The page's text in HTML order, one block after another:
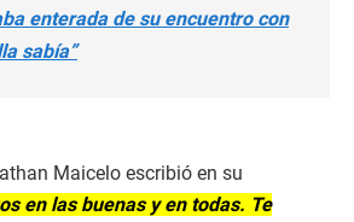
enterada de su encuentro con
sabía”
Maicelo escribió en su
en las buenas y en todas. Te